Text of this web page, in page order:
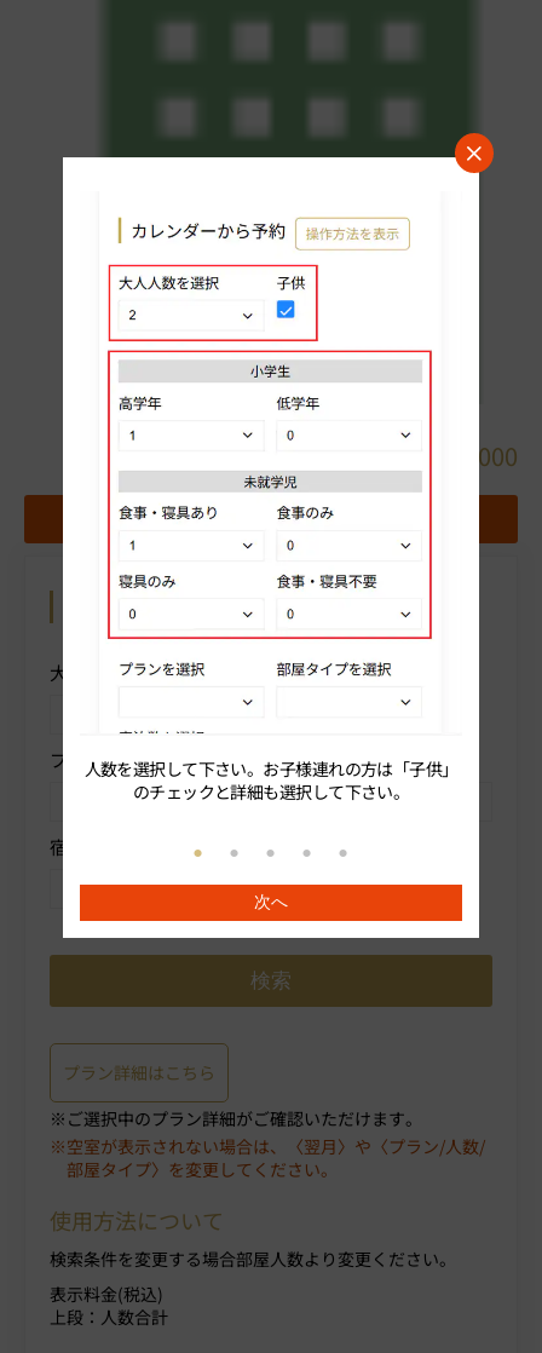
人数を選択して下さい。お子様連れの方は「子供」
のチェックと詳細も選択して下さい。
次へ
0820-23-6000
お気に入りホテルに追加する
カレンダーから予約 操作方法を表示
大人人数を選択 子供
プランを選択 部屋タイプを選択
宿泊数を選択
プラン詳細はこちら
ご選択中のプラン詳細がご確認いただけます。
空室が表示されない場合は、〈翌月〉や〈プラン/人数/
部屋タイプ〉を変更してください。
使用方法について
検索条件を変更する場合部屋人数より変更ください。
表示料金(税込)
上段：人数合計